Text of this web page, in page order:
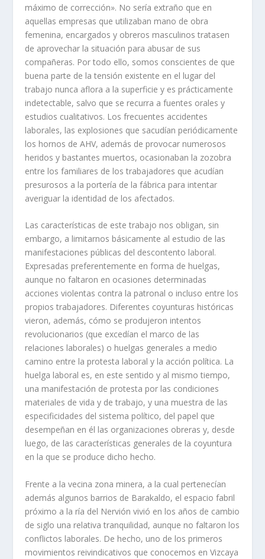
máximo de corrección». No serí­a extraño que en
aquellas empresas que utilizaban mano de obra
femenina, encargados y obre­ros masculinos tratasen
de aprovechar la situación para abusar de sus
compañe­ras. Por todo ello, somos conscientes de que
buena parte de la tensión existente en el lugar del
trabajo nunca aflora a la superficie y es prácticamente
indetecta­ble, salvo que se recurra a fuentes orales y
estudios cualitativos. Los frecuentes accidentes
laborales, las explosiones que sacudí­an periódicamente
los hornos de AHV, además de provocar numerosos
heridos y bastantes muertos, ocasionaban la zozobra
entre los familiares de los trabajadores que acudí­an
presurosos a la porterí­a de la fábrica para intentar
averiguar la identidad de los afectados.
Las caracterí­sticas de este trabajo nos obligan, sin
embargo, a limitarnos bási­camente al estudio de las
manifestaciones públicas del descontento laboral.
Expresadas preferentemente en forma de huelgas,
aunque no faltaron en oca­siones determinadas
acciones violentas contra la patronal o incluso entre los
propios trabajadores. Diferentes coyunturas históricas
vieron, además, cómo se produjeron intentos
revolucionarios (que excedí­an el marco de las
relaciones laborales) o huelgas generales a medio
camino entre la protesta laboral y la acción polí­tica. La
huelga laboral es, en este sentido y al mismo tiempo,
una manifestación de protesta por las condiciones
materiales de vida y de trabajo, y una muestra de las
especificidades del sistema polí­tico, del papel que
desem­peñan en él las organizaciones obreras y, desde
luego, de las caracterí­sticas generales de la coyuntura
en la que se produce dicho hecho.
Frente a la vecina zona minera, a la cual pertenecí­an
además algunos barrios de Barakaldo, el espacio fabril
próximo a la rí­a del Nervión vivió en los años de cambio
de siglo una relativa tranquilidad, aunque no faltaron los
conflictos laborales. De hecho, uno de los primeros
movimientos reivindi­cativos que conocemos en Vizcaya